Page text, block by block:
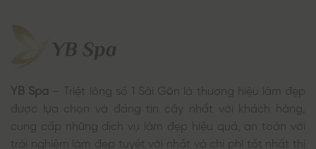
YB Spa – Triệt lông số 1 Sài Gòn là thương hiệu làm đẹp
được lựa chọn và đáng tin cậy nhất với khách hàng,
cung cấp những dịch vụ làm đẹp hiệu quả, an toàn với
trải nghiệm làm đẹp tuyệt vời nhất và chi phí tốt nhất thị